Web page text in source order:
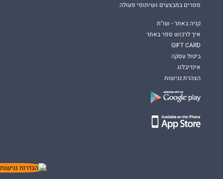
ספרים במבצעים ושיתופי פעולה
קניה באתר - שו"ת
איך לרכוש ספר באתר
GIFT CARD
ביטול עסקה
אינדיבלוג
הצהרת נגישות